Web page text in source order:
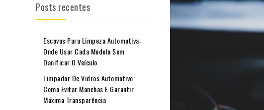
Posts recentes
Escovas Para Limpeza Automotiva:
Onde Usar Cada Modelo Sem
Danificar O Veículo
Limpador De Vidros Automotivo:
Como Evitar Manchas E Garantir
Máxima Transparência